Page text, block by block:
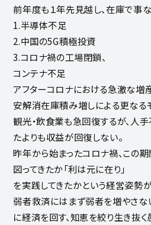
前年度も１年先見越し、在庫で事
1.半導体不足
2.中国の5G積極投資
3.コロナ禍の工場閉鎖、
コンテナ不足
アフターコロナにおける急激な増
安解消在庫積み増しによる更なる
観光・飲食業も急回復するが、人
たよりも収益が回復しない。
昨年から始まったコロナ禍、この
図ってきたか「利は元に在り」
を実践してきたかという経営姿勢
弱者救済にはまず弱者を増やさな
に経済を回す、知恵を絞り生き抜